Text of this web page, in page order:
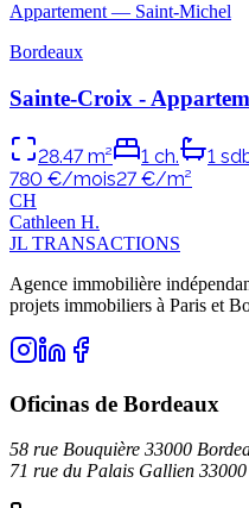
Appartement— Saint-Michel
Bordeaux
Sainte-Croix -
28.47m² 1 ch. 1
780 €/mois27€/m²
CH
Cathleen H.
JL TRANSACTIONS
Agence immobilière
projets immobiliers à Paris et
Oficinas de Bordeaux
58 rue Bouquière 33000
71 rue du Palais Gallien